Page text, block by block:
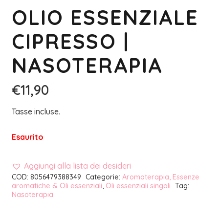
OLIO ESSENZIALE
CIPRESSO |
NASOTERAPIA
€11,90
Tasse incluse.
Esaurito
Aggiungi alla lista dei desideri
COD: 8056479388349 Categorie: Aromaterapia, Essenze
aromatiche & Oli essenziali Oli essenziali singoli Tag:
Nasoterapia